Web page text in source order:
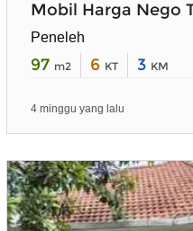
Mobil Harga Nego
Peneleh
97 m2 6 KT 3 KM
4 minggu yang lalu